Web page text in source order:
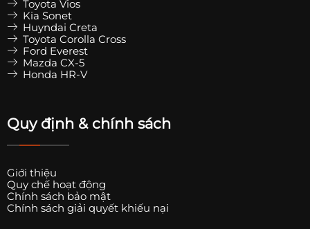
Toyota Vios
Kia Sonet
Huyndai Creta
Toyota Corolla Cross
Ford Everest
Mazda CX-5
Honda HR-V
Quy định & chính sách
Giới thiệu
Quy chế hoạt động
Chính sách bảo mật
Chính sách giải quyết khiếu nại